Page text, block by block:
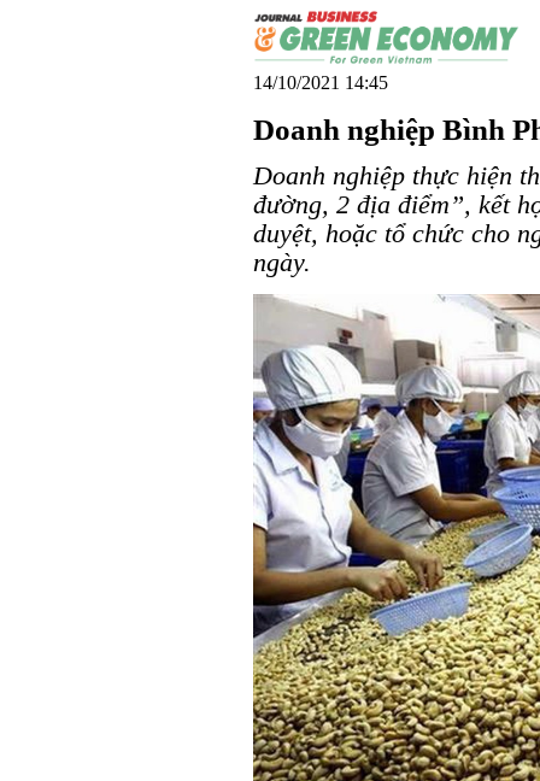
14/10/2021 14:45
Doanh nghiệp Bình
Doanh nghiệp thực hiện
đường, 2 địa điểm”, kết
duyệt, hoặc tổ chức cho
ngày.